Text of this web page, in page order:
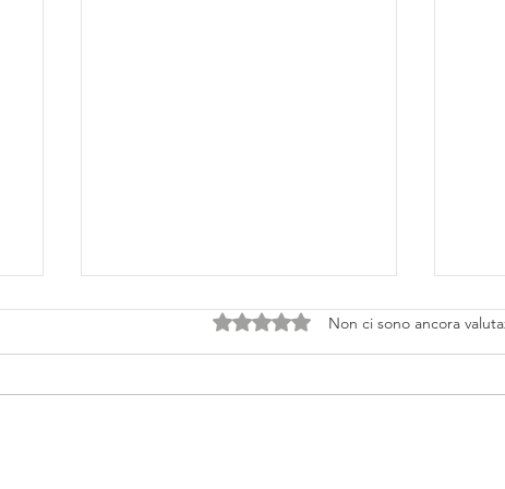
Valutazione 0 stelle su 5.
Non ci sono ancora